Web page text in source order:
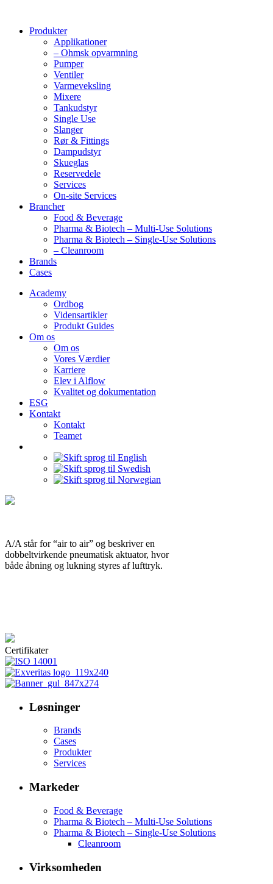
Produkter
Applikationer
– Ohmsk opvarmning
Pumper
Ventiler
Varmeveksling
Mixere
Tankudstyr
Single Use
Slanger
Rør & Fittings
Dampudstyr
Skueglas
Reservedele
Services
On-site Services
Brancher
Food & Beverage
Pharma & Biotech – Multi-Use Solutions
Pharma & Biotech – Single-Use Solutions
– Cleanroom
Brands
Cases
Academy
Ordbog
Vidensartikler
Produkt Guides
Om os
Om os
Vores Værdier
Karriere
Elev i Alflow
Kvalitet og dokumentation
ESG
Kontakt
Kontakt
Teamet
A/A står for “air to air” og beskriver en
dobbeltvirkende pneumatisk aktuator, hvor
både åbning og lukning styres af lufttryk.
Certifikater
Løsninger
Brands
Cases
Produkter
Services
Markeder
Food & Beverage
Pharma & Biotech – Multi-Use Solutions
Pharma & Biotech – Single-Use Solutions
Cleanroom
Virksomheden